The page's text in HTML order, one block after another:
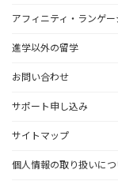
アフィニティ・ランゲー
進学以外の留学
お問い合わせ
サポート申し込み
サイトマップ
個人情報の取り扱いにつ